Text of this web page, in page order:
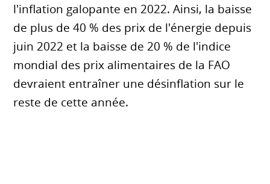
l'inflation galopante en 2022. Ainsi, la baisse
de plus de 40 % des prix de l'énergie depuis
juin 2022 et la baisse de 20 % de l'indice
mondial des prix alimentaires de la FAO
devraient entraîner une désinflation sur le
reste de cette année.